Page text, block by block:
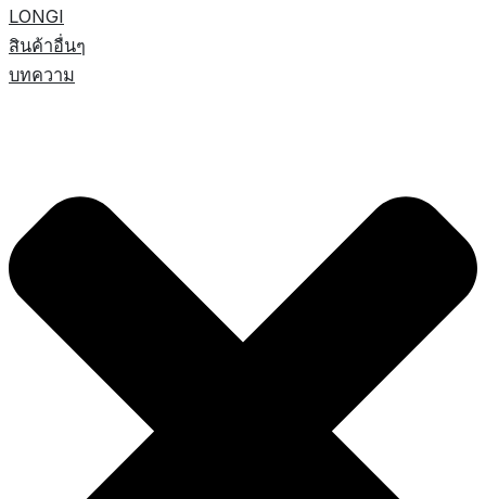
LONGI
สินค้าอื่นๆ
บทความ